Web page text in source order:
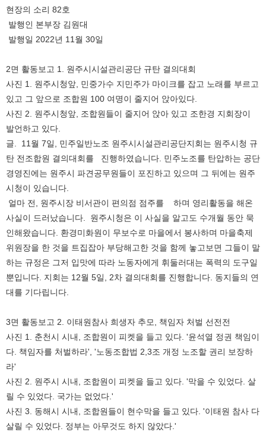
현장의 소리 82호
발행인 본부장 김원대
발행일 2022년 11월 30일
2면 활동보고 1. 원주시시설관리공단 규탄 결의대회
사진 1. 원주시청앞, 민중가수 지민주가 마이크를 잡고 노래를 부르고
있고 그 앞으로 조합원 100 여명이 줄지어 앉아있다.
사진 2. 원주시청앞, 조합원들이 줄지어 앉아 있고 조한경 지회장이
발언하고 있다.
글. 11월 7일, 민주일반노조 원주시시설관리공단지회는 원주시청 규
탄 전조합원 결의대회를 진행하였습니다. 민주노조를 탄압하는 공단
경영진에는 원주시 파견공무원들이 포진하고 있으며 그 뒤에는 원주
시청이 있습니다.
얼마 전, 원주시장 비서관이 편의점 점주를 하며 영리활동을 해온
사실이 드러났습니다. 원주시청은 이 사실을 알고도 수개월 동안 묵
인해왔습니다. 환경미화원이 무보수로 마을에서 봉사하며 마을축제
위원장을 한 것을 트집잡아 부당해고한 것을 함께 놓고보면 그들이 말
하는 규정은 그저 입맛에 따라 노동자에게 휘둘러대는 폭력의 도구일
뿐입니다. 지회는 12월 5일, 2차 결의대회를 진행합니다. 동지들의 연
대를 기다립니다.
3면 활동보고 2. 이태원참사 희생자 추모, 책임자 처벌 선전전
사진 1. 춘천시 시내, 조합원이 피켓을 들고 있다. '윤석열 정권 책임이
다. 책임자를 처벌하라', '노동조합법 2,3조 개정 노조할 권리 보장하
라'
사진 2. 원주시 시내, 조합원이 피켓을 들고 있다. '막을 수 있었다. 살
릴 수 있었다. 국가는 없었다.'
사진 3. 동해시 시내, 조합원들이 현수막을 들고 있다. '이태원 참사 다
살릴 수 있었다. 정부는 아무것도 하지 않았다.'